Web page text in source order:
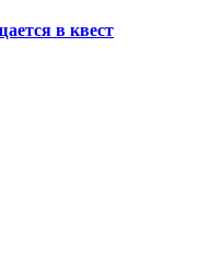
в квест